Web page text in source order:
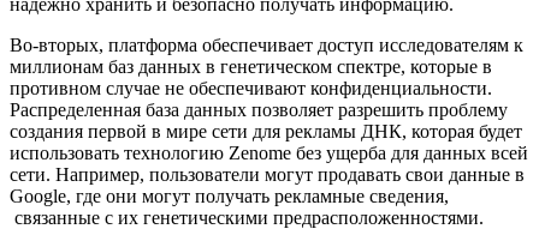
надежно хранить и безопасно получать информацию.
Во-вторых, платформа обеспечивает доступ исследователям к
миллионам баз данных в генетическом спектре, которые в
противном случае не обеспечивают конфиденциальности.
Распределенная база данных позволяет разрешить проблему
создания первой в мире сети для рекламы ДНК, которая будет
использовать технологию Zenome без ущерба для данных всей
сети. Например, пользователи могут продавать свои данные в
Google, где они могут получать рекламные сведения,
связанные с их генетическими предрасположенностями.